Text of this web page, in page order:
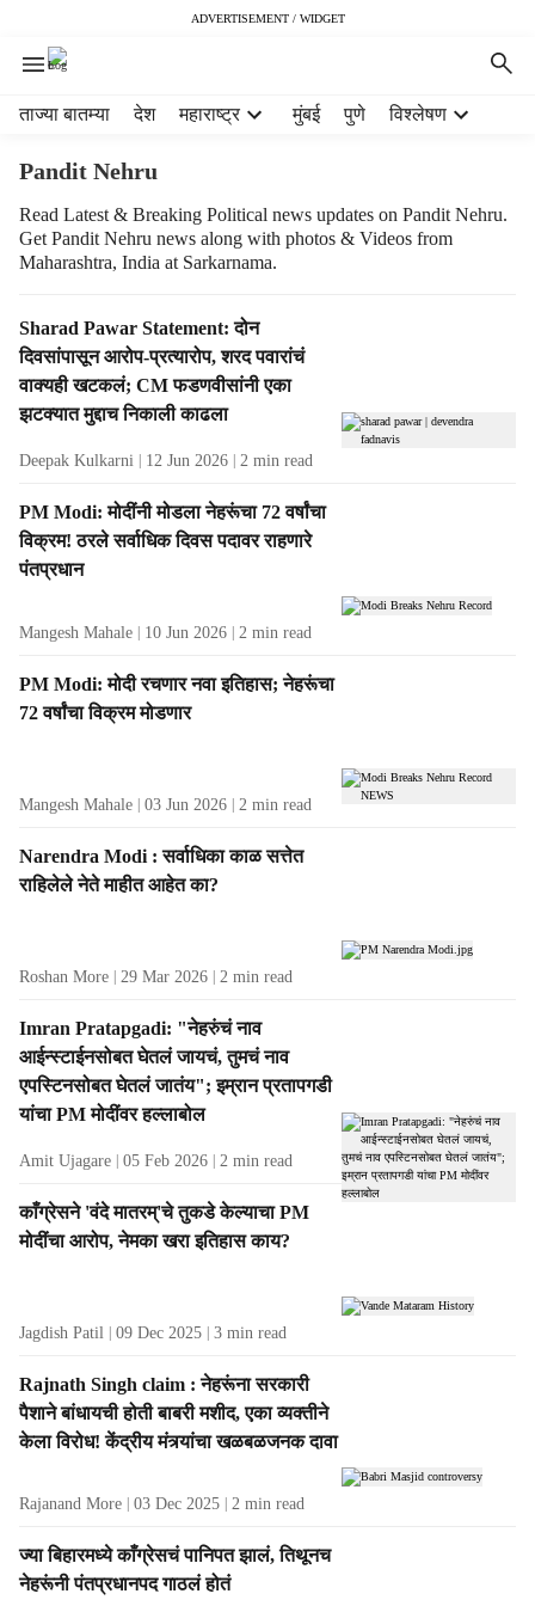
ADVERTISEMENT / WIDGET
ताज्या बातम्या देश महाराष्ट्र मुंबई पुणे विश्लेषण
Pandit Nehru
Read Latest & Breaking Political news updates on Pandit Nehru.
Get Pandit Nehru news along with photos & Videos from
Maharashtra, India at Sarkarnama.
T
a
g
R
s
l
t
s
Sharad Pawar Statement: दोन
दिवसांपासून आरोप-प्रत्यारोप, शरद पवारांचं
वाक्यही खटकलं; CM फडणवीसांनी एका
झटक्यात मुद्दाच निकाली काढला
Deepak Kulkarni 12 Jun 2026 2 min read
PM Modi: मोदींनी मोडला नेहरूंचा 72 वर्षांचा
विक्रम! ठरले सर्वाधिक दिवस पदावर राहणारे
पंतप्रधान
Mangesh Mahale 10 Jun 2026 2 min read
PM Modi: मोदी रचणार नवा इतिहास; नेहरूंचा
72 वर्षांचा विक्रम मोडणार
Mangesh Mahale 03 Jun 2026 2 min read
Narendra Modi : सर्वाधिका काळ सत्तेत
राहिलेले नेते माहीत आहेत का?
Roshan More 29 Mar 2026 2 min read
Imran Pratapgadi: "नेहरुंचं नाव
आईन्स्टाईनसोबत घेतलं जायचं, तुमचं नाव
एपस्टिनसोबत घेतलं जातंय"; इम्रान प्रतापगडी
यांचा PM मोदींवर हल्लाबोल
Amit Ujagare 05 Feb 2026 2 min read
काँग्रेसने 'वंदे मातरम्'चे तुकडे केल्याचा PM
मोदींचा आरोप, नेमका खरा इतिहास काय?
Jagdish Patil 09 Dec 2025 3 min read
Rajnath Singh claim : नेहरूंना सरकारी
पैशाने बांधायची होती बाबरी मशीद, एका व्यक्तीने
केला विरोध! केंद्रीय मंत्र्यांचा खळबळजनक दावा
Rajanand More 03 Dec 2025 2 min read
ज्या बिहारमध्ये काँग्रेसचं पानिपत झालं, तिथूनच
नेहरूंनी पंतप्रधानपद गाठलं होतं